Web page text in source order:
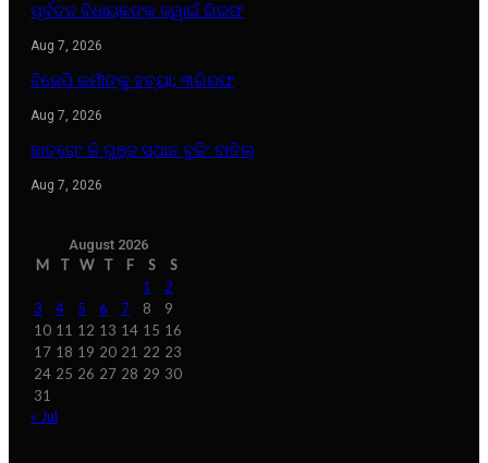
ପୂର୍ବତନ ବିଧାୟକଙ୍କ ଜ୍ୱାଇଁ ଗିରଫ
Aug 7, 2026
ବିଜେପି କର୍ମୀଙ୍କୁ ହତ୍ୟା; ୩ଗିରଫ
Aug 7, 2026
ଛାତ୍ରୋଂ କି ଗୁଞ୍ଜ ସ୍ଥାନ ବୁକିଂ ବାତିଲ୍
Aug 7, 2026
August 2026
M T W T F S
S
1
2
3
4 5 6 7 8
9
10 11 12 13 14 15 16
17 18 19 20 21 22 23
24 25 26 27 28 29 30
31
« Jul